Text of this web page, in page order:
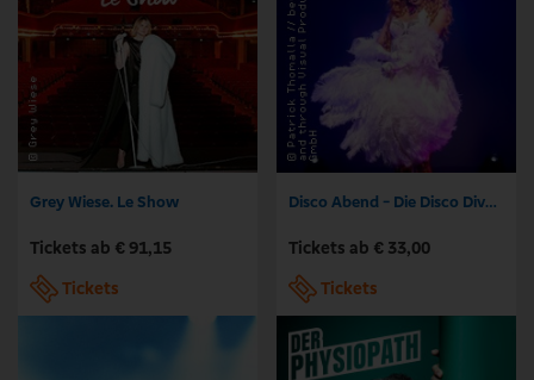
Grey Wiese. Le Show
Tickets ab € 91,15
Tickets
Disco Abend - Die Disco Diva Tour
Tickets ab € 33,00
Tickets